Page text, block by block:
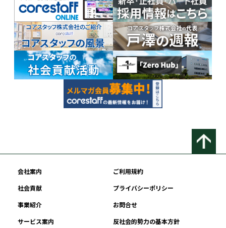
会社案内
ご利用規約
社会貢献
プライバシーポリシー
事業紹介
お問合せ
サービス案内
反社会的勢力の基本方針